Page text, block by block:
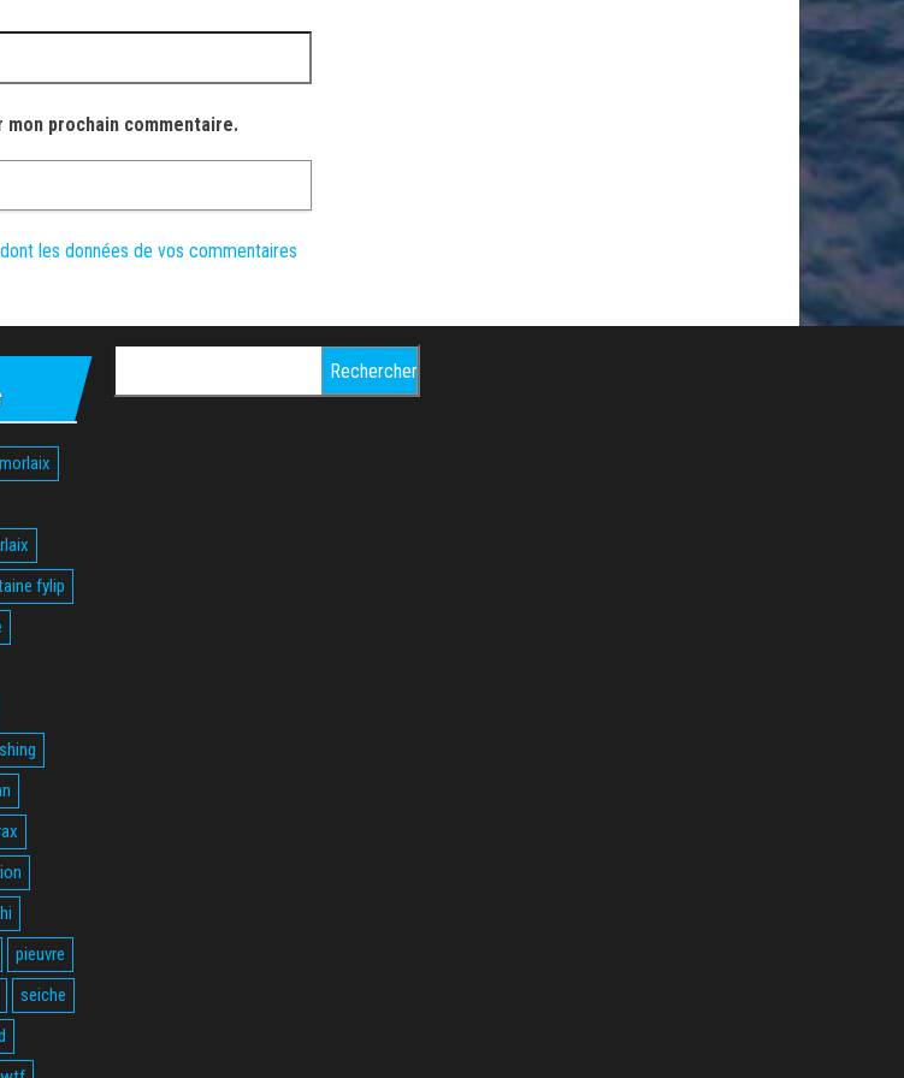
prochain commentaire.
les données de vos commentaires
fylip
pieuvre
seiche